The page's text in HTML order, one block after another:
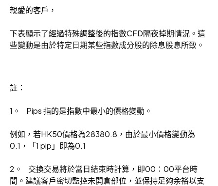
親愛的客戶，
下表顯示了經過特殊調整後的指數CFD隔夜掉期情況。這
些變動是由於特定日期某些指數成分股的除息股息所致。
註：
1。 Pips 指的是指數中最小的價格變動。
例如，若HK50價格為28380.8，由於最小價格變動為
0.1，「1 pip」即為0.1
2。 交換交易將於當日結束時計算，即00：00平台時
間。建議客戶密切監控未開倉部位，並保持足夠余裕以支